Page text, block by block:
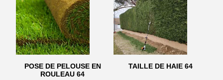
POSE DE PELOUSE EN
ROULEAU 64
TAILLE DE HAIE 64